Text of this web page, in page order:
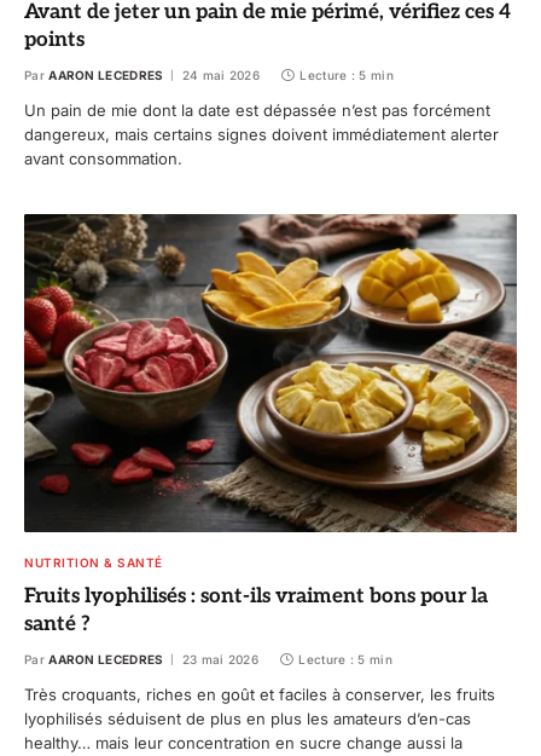
Avant de jeter un pain de mie périmé, vérifiez ces 4
points
Par AARON LECEDRES 24 mai 2026 Lecture : 5 min
Un pain de mie dont la date est dépassée n’est pas forcément
dangereux, mais certains signes doivent immédiatement alerter
avant consommation.
NUTRITION & SANTÉ
Fruits lyophilisés : sont-ils vraiment bons pour la
santé ?
Par AARON LECEDRES 23 mai 2026 Lecture : 5 min
Très croquants, riches en goût et faciles à conserver, les fruits
lyophilisés séduisent de plus en plus les amateurs d’en-cas
healthy… mais leur concentration en sucre change aussi la